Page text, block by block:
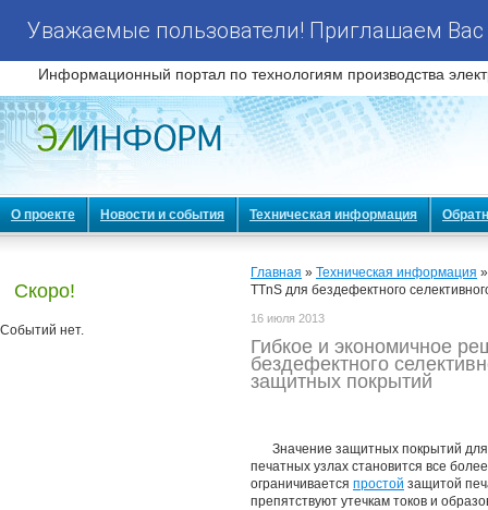
Уважаемые пользователи! Приглашаем
Информационный портал по технологиям производства
О проекте Новости и события Техническая информация
Скоро!
Событий нет.
Главная » Техническая информация
TTnS для бездефектного
16 июля 2013
Гибкое и экономичное
бездефектного
защитных покрытий
Значение защитных покрытий
печатных узлах становится все
ограничивается простой защитой
препятствуют утечкам токов и